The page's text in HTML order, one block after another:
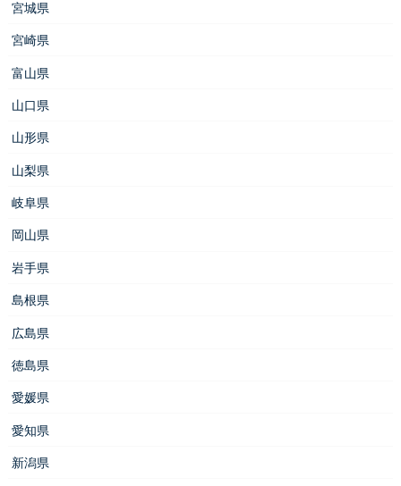
宮城県
宮崎県
富山県
山口県
山形県
山梨県
岐阜県
岡山県
岩手県
島根県
広島県
徳島県
愛媛県
愛知県
新潟県